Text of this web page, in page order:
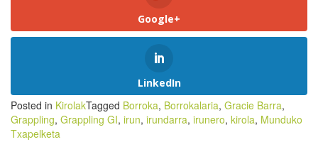
Google+
LinkedIn
Posted in KirolakTagged Borroka, Borrokalaria, Gracie Barra,
Grappling, Grappling GI, irun, irundarra, irunero, kirola, Munduko
Txapelketa